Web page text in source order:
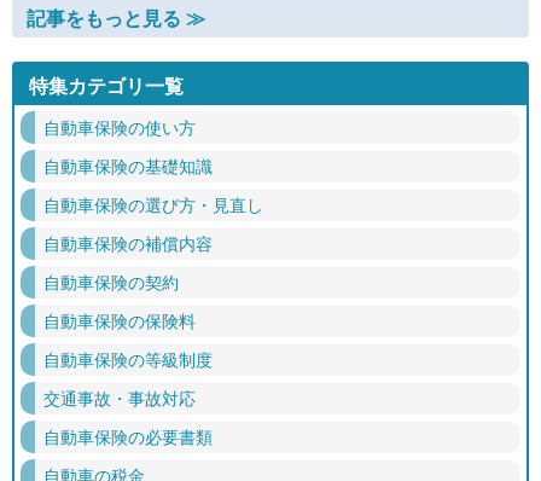
記事をもっと見る ≫
特集カテゴリ一覧
自動車保険の使い方
自動車保険の基礎知識
自動車保険の選び方・見直し
自動車保険の補償内容
自動車保険の契約
自動車保険の保険料
自動車保険の等級制度
交通事故・事故対応
自動車保険の必要書類
自動車の税金